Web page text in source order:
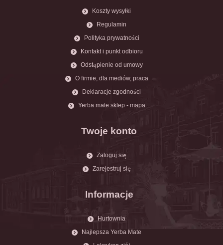
Koszty wysyłki
Regulamin
Polityka prywatności
Kontakt i punkt odbioru
Odstąpienie od umowy
O firmie, dla mediów, praca
Deklaracje zgodności
Yerba mate sklep - mapa
Twoje konto
Zaloguj się
Zarejestruj się
Informacje
Hurtownia
Najlepsza Yerba Mate